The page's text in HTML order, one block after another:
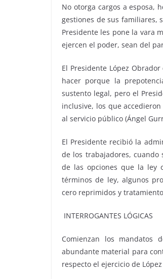
No otorga cargos a esposa,
gestiones de sus familiares,
Presidente les pone la vara
ejercen el poder, sean del
El Presidente López
hacer porque la
sustento legal, pero el
inclusive, los que
al servicio público (Ángel
El Presidente recibió la
de los trabajadores, cuando
de las opciones que la ley
términos de ley, algunos
cero reprimidos y
INTERROGANTES LÓGICAS
Comienzan los mandatos
abundante material para
respecto el ejercicio de